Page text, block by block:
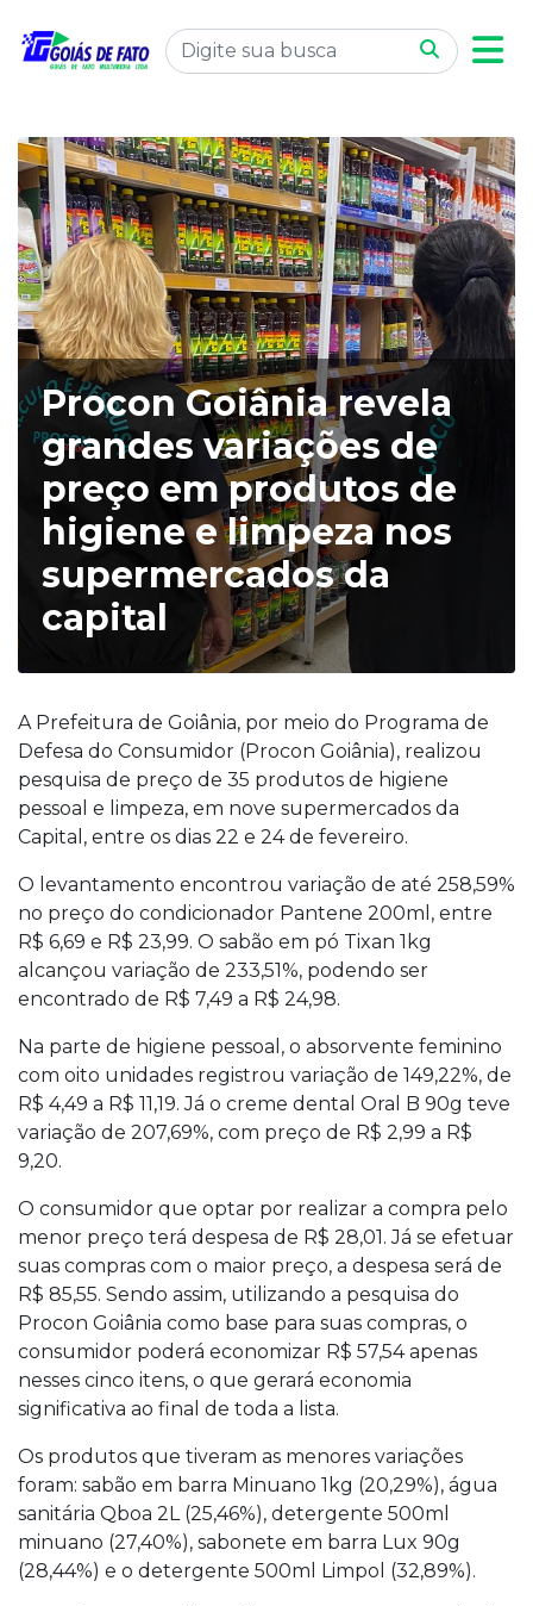
Procon Goiânia revela
grandes variações de
preço em produtos de
higiene e limpeza nos
supermercados da
capital
A Prefeitura de Goiânia, por meio do Programa de
Defesa do Consumidor (Procon Goiânia), realizou
pesquisa de preço de 35 produtos de higiene
pessoal e limpeza, em nove supermercados da
Capital, entre os dias 22 e 24 de fevereiro.
O levantamento encontrou variação de até 258,59%
no preço do condicionador Pantene 200ml, entre
R$ 6,69 e R$ 23,99. O sabão em pó Tixan 1kg
alcançou variação de 233,51%, podendo ser
encontrado de R$ 7,49 a R$ 24,98.
Na parte de higiene pessoal, o absorvente feminino
com oito unidades registrou variação de 149,22%, de
R$ 4,49 a R$ 11,19. Já o creme dental Oral B 90g teve
variação de 207,69%, com preço de R$ 2,99 a R$
9,20.
O consumidor que optar por realizar a compra pelo
menor preço terá despesa de R$ 28,01. Já se efetuar
suas compras com o maior preço, a despesa será de
R$ 85,55. Sendo assim, utilizando a pesquisa do
Procon Goiânia como base para suas compras, o
consumidor poderá economizar R$ 57,54 apenas
nesses cinco itens, o que gerará economia
significativa ao final de toda a lista.
Os produtos que tiveram as menores variações
foram: sabão em barra Minuano 1kg (20,29%), água
sanitária Qboa 2L (25,46%), detergente 500ml
minuano (27,40%), sabonete em barra Lux 90g
(28,44%) e o detergente 500ml Limpol (32,89%).